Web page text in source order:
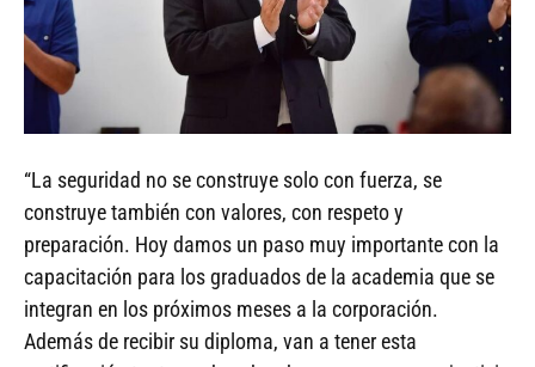
“La seguridad no se construye solo con fuerza, se
construye también con valores, con respeto y
preparación. Hoy damos un paso muy importante con la
capacitación para los graduados de la academia que se
integran en los próximos meses a la corporación.
Además de recibir su diploma, van a tener esta